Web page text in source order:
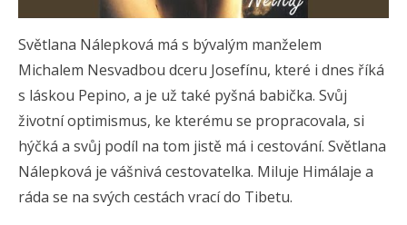
Světlana Nálepková má s bývalým manželem
Michalem Nesvadbou dceru Josefínu, které i dnes říká
s láskou Pepino, a je už také pyšná babička. Svůj
životní optimismus, ke kterému se propracovala, si
hýčká a svůj podíl na tom jistě má i cestování. Světlana
Nálepková je vášnivá cestovatelka. Miluje Himálaje a
ráda se na svých cestách vrací do Tibetu.